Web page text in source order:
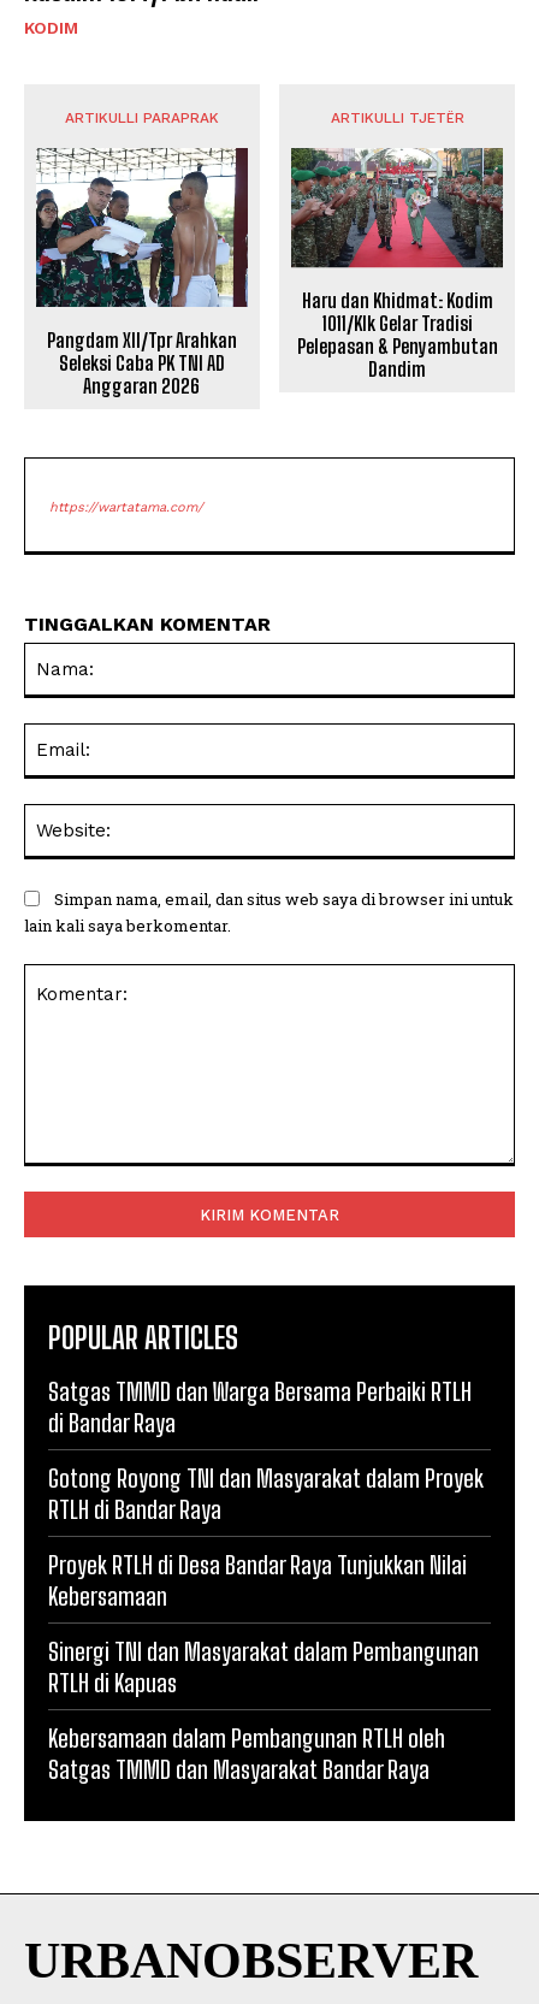
KODIM
ARTIKULLI PARAPRAK
Pangdam XII/Tpr Arahkan
Seleksi Caba PK TNI AD
Anggaran 2026
ARTIKULLI TJETËR
Haru dan Khidmat: Kodim
1011/Klk Gelar Tradisi
Pelepasan & Penyambutan
Dandim
https://wartatama.com/
TINGGALKAN KOMENTAR
Simpan nama, email, dan situs web saya di browser ini untuk
lain kali saya berkomentar.
POPULAR ARTICLES
Satgas TMMD dan Warga Bersama Perbaiki RTLH
di Bandar Raya
Gotong Royong TNI dan Masyarakat dalam Proyek
RTLH di Bandar Raya
Proyek RTLH di Desa Bandar Raya Tunjukkan Nilai
Kebersamaan
Sinergi TNI dan Masyarakat dalam Pembangunan
RTLH di Kapuas
Kebersamaan dalam Pembangunan RTLH oleh
Satgas TMMD dan Masyarakat Bandar Raya
URBANOBSERVER